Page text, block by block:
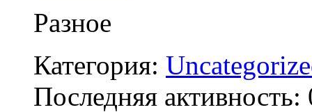
Разное
Категория:
Последняя